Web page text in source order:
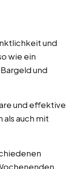
und
wie ein
und
und effektive
auch mit